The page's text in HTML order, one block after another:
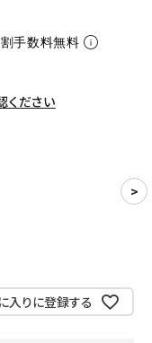
手数料無料
ください
入りに登録する